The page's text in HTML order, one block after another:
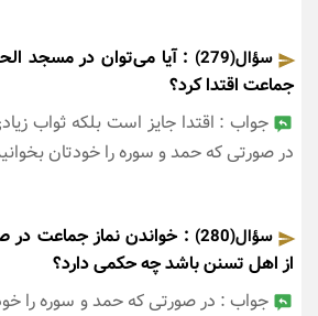
سؤال(279)
: آیا می‌توان در مسجد
جماعت اقتدا کرد؟
جواب : اقتدا جایز است بلکه ثواب
در صورتی که حمد و سوره را خودتان
سؤال(280)
: خواندن نماز جماعت در
از اهل تسنن باشد چه حکمی دارد؟
جواب : در صورتی که حمد و سوره را